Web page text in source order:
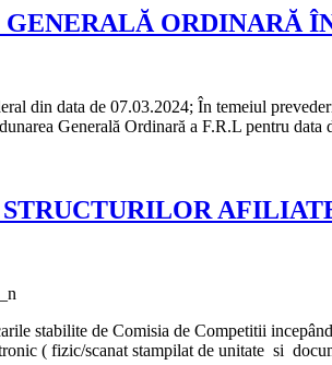
ORDINARĂ
din data de 07.03.2024; În temeiul
Generală Ordinară a F.R.L pentru
stabilite de Comisia de Competitii
( fizic/scanat stampilat de unitate si